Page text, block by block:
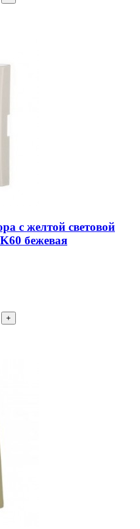
с желтой световой
бежевая